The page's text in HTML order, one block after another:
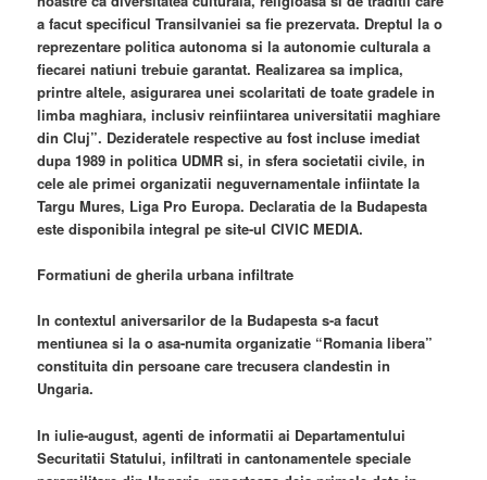
a facut specificul Transilvaniei sa fie prezervata. Dreptul la o
reprezentare politica autonoma si la autonomie culturala a
fiecarei natiuni trebuie garantat. Realizarea sa implica,
printre altele, asigurarea unei scolaritati de toate gradele in
limba maghiara, inclusiv reinfiintarea universitatii maghiare
din Cluj”. Dezideratele respective au fost incluse imediat
dupa 1989 in politica UDMR si, in sfera societatii civile, in
cele ale primei organizatii neguvernamentale infiintate la
Targu Mures, Liga Pro Europa. Declaratia de la Budapesta
este disponibila integral pe site-ul CIVIC MEDIA.
Formatiuni de gherila urbana infiltrate
In contextul aniversarilor de la Budapesta s-a facut
mentiunea si la o asa-numita organizatie “Romania libera”
constituita din persoane care trecusera clandestin in
Ungaria.
In iulie-august, agenti de informatii ai Departamentului
Securitatii Statului, infiltrati in cantonamentele speciale